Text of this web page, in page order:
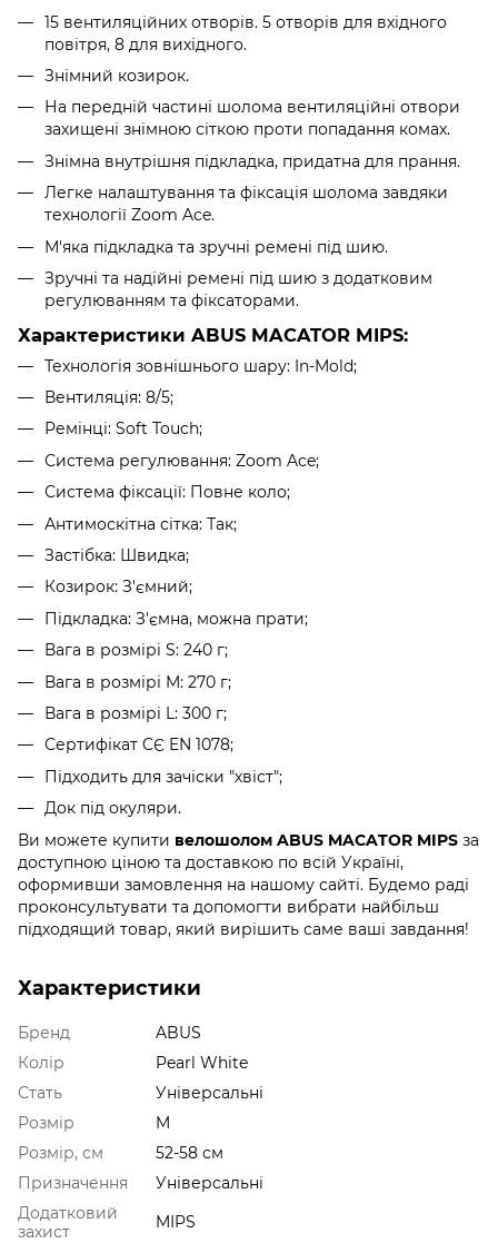
15 вентиляційних отворів. 5 отворів для вхідного
повітря, 8 для вихідного.
Знімний козирок.
На передній частині шолома вентиляційні отвори
захищені знімною сіткою проти попадання комах.
Знімна внутрішня підкладка, придатна для прання.
Легке налаштування та фіксація шолома завдяки
технології Zoom Ace.
М'яка підкладка та зручні ремені під шию.
Зручні та надійні ремені під шию з додатковим
регулюванням та фіксаторами.
Характеристики ABUS MACATOR MIPS:
Технологія зовнішнього шару: In-Mold;
Вентиляція: 8/5;
Ремінці: Soft Touch;
Система регулювання: Zoom Ace;
Система фіксації: Повне коло;
Антимоскітна сітка: Так;
Застібка: Швидка;
Козирок: З'ємний;
Підкладка: З'ємна, можна прати;
Вага в розмірі S: 240 г;
Вага в розмірі M: 270 г;
Вага в розмірі L: 300 г;
Сертифікат CЄ EN 1078;
Підходить для зачіски "хвіст";
Док під окуляри.
Ви можете купити велошолом ABUS MACATOR MIPS за
доступною ціною та доставкою по всій Україні,
оформивши замовлення на нашому сайті. Будемо раді
проконсультувати та допомогти вибрати найбільш
підходящий товар, який вирішить саме ваші завдання!
Характеристики
Бренд
ABUS
Колір
Pearl White
Стать
Універсальні
Розмір
M
Розмір, см
52-58 см
Призначення
Універсальні
Додатковий
захист
MIPS